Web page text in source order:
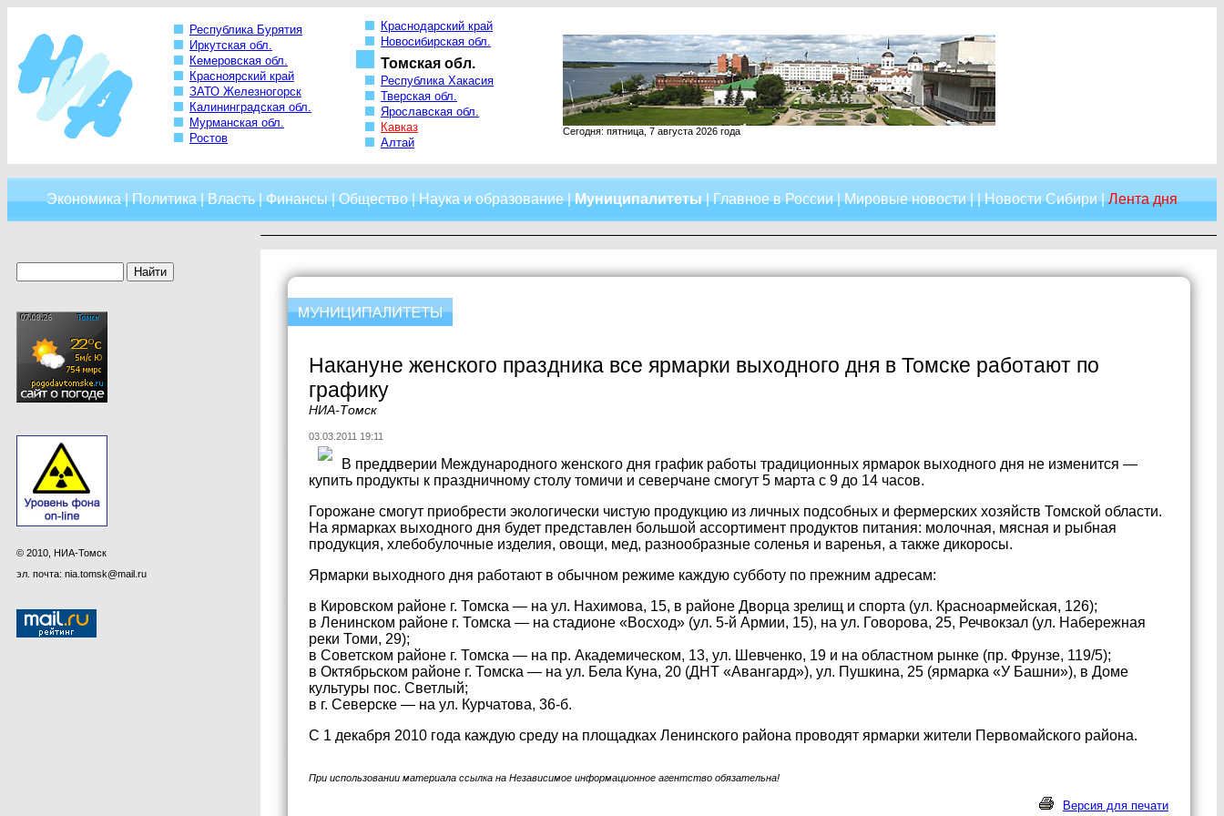
Республика Бурятия
Иркутская обл.
Кемеровская обл.
Красноярский край
ЗАТО Железногорск
Калининградская обл.
Мурманская обл.
Ростов
Краснодарский край
Новосибирская обл.
Томская обл.
Республика Хакасия
Тверская обл.
Ярославская обл.
Кавказ
Алтай
Сегодня: пятница, 7 августа 2026 года
Экономика|Политика|Власть|Финансы|Общество|Наука и образование|Муниципалитеты|Главное в России|Мировые новости| |Новости Сибири|Лента дня
© 2010, НИА-Томск
эл. почта: nia.tomsk@mail.ru
Накануне женского праздника все ярмарки выходного дня в Томске работают по
графику
НИА-Томск
03.03.2011 19:11
В преддверии Международного женского дня график работы традиционных ярмарок выходного дня не изменится —
купить продукты к праздничному столу томичи и северчане смогут 5 марта с 9 до 14 часов.
Горожане смогут приобрести экологически чистую продукцию из личных подсобных и фермерских хозяйств Томской области.
На ярмарках выходного дня будет представлен большой ассортимент продуктов питания: молочная, мясная и рыбная
продукция, хлебобулочные изделия, овощи, мед, разнообразные соленья и варенья, а также дикоросы.
Ярмарки выходного дня работают в обычном режиме каждую субботу по прежним адресам:
в Кировском районе г. Томска — на ул. Нахимова, 15, в районе Дворца зрелищ и спорта (ул. Красноармейская, 126);
в Ленинском районе г. Томска — на стадионе «Восход» (ул. 5-й Армии, 15), на ул. Говорова, 25, Речвокзал (ул. Набережная
реки Томи, 29);
в Советском районе г. Томска — на пр. Академическом, 13, ул. Шевченко, 19 и на областном рынке (пр. Фрунзе, 119/5);
в Октябрьском районе г. Томска — на ул. Бела Куна, 20 (ДНТ «Авангард»), ул. Пушкина, 25 (ярмарка «У Башни»), в Доме
культуры пос. Светлый;
в г. Северске — на ул. Курчатова, 36-б.
С 1 декабря 2010 года каждую среду на площадках Ленинского района проводят ярмарки жители Первомайского района.
При использовании материала ссылка на Независимое информационное агентство обязательна!
Версия для печати